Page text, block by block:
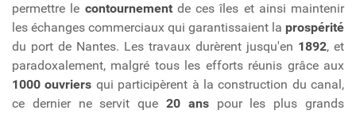
permettre le contournementde ces îles et ainsi maintenir
les échanges commerciaux qui garantissaient la prospérité
du port de Nantes. Les travaux durèrent jusqu'en 1892, et
paradoxalement, malgré tous les efforts réunis grâce aux
1000 ouvriers qui participèrent à la construction du canal,
ce dernier ne servit que 20 anspour les plus grands